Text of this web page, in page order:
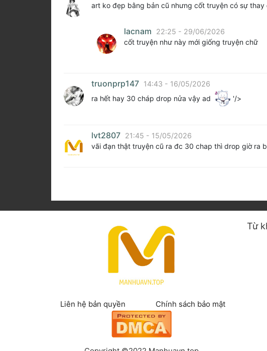
art ko đẹp bằng bản cũ nhưng cốt truyện có sự thay
lacnam
22:25 - 29/06/2026
cốt truyện như này mới giống truyện chữ
truonprp147 14:43 - 16/05/2026
ra hết hay 30 cháp drop nửa vậy ad
'/>
lvt2807 21:45 - 15/05/2026
vãi đạn thật truyện cũ ra đc 30 chap thì drop giờ ra
Liên hệ bản quyền Chính sách bảo mật
Từ